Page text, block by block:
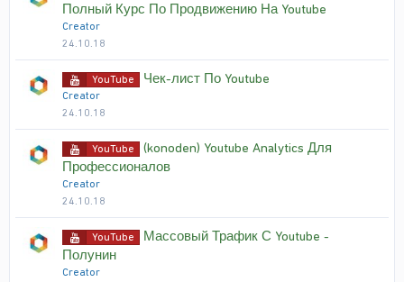
Полный Курс По Продвижению На Youtube
Creator
24.10.18
YouTube Чек-лист По Youtube
Creator
24.10.18
YouTube
(konoden) Youtube Analytics Для
Профессионалов
Creator
24.10.18
YouTube
Массовый Трафик С Youtube -
Полунин
Creator